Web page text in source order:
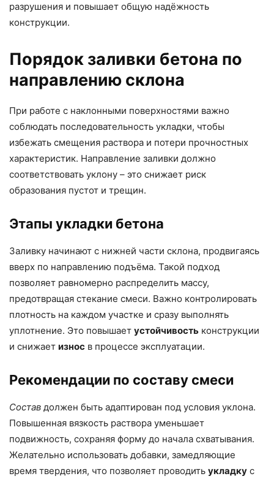
разрушения и повышает общую надёжность
конструкции.
Порядок заливки бетона по
направлению склона
При работе с наклонными поверхностями важно
соблюдать последовательность укладки, чтобы
избежать смещения раствора и потери прочностных
характеристик. Направление заливки должно
соответствовать уклону – это снижает риск
образования пустот и трещин.
Этапы укладки бетона
Заливку начинают с нижней части склона, продвигаясь
вверх по направлению подъёма. Такой подход
позволяет равномерно распределить массу,
предотвращая стекание смеси. Важно контролировать
плотность на каждом участке и сразу выполнять
уплотнение. Это повышает устойчивость конструкции
и снижает износ в процессе эксплуатации.
Рекомендации по составу смеси
Состав должен быть адаптирован под условия уклона.
Повышенная вязкость раствора уменьшает
подвижность, сохраняя форму до начала схватывания.
Желательно использовать добавки, замедляющие
время твердения, что позволяет проводить укладку с